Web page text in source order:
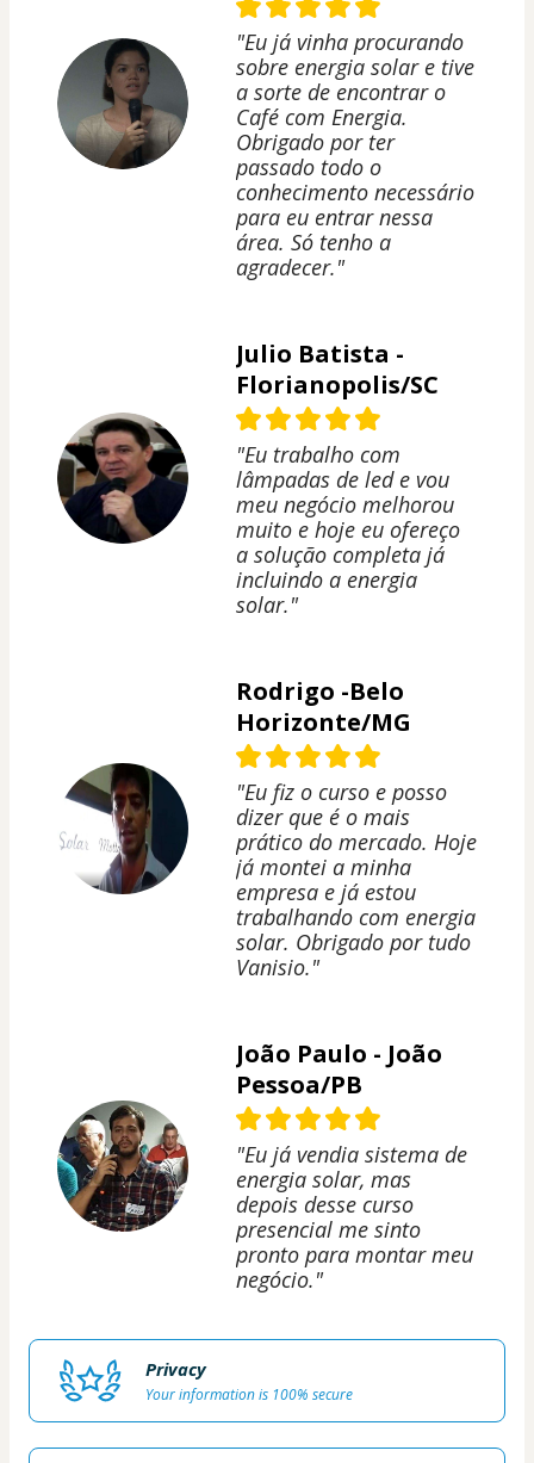
"Eu já vinha procurando
sobre energia solar e tive
a sorte de encontrar o
Café com Energia.
Obrigado por ter
passado todo o
conhecimento necessário
para eu entrar nessa
área. Só tenho a
agradecer."
Julio Batista -
Florianopolis/SC
"Eu trabalho com
lâmpadas de led e vou
meu negócio melhorou
muito e hoje eu ofereço
a solução completa já
incluindo a energia
solar."
Rodrigo -Belo
Horizonte/MG
"Eu fiz o curso e posso
dizer que é o mais
prático do mercado. Hoje
já montei a minha
empresa e já estou
trabalhando com energia
solar. Obrigado por tudo
Vanisio."
João Paulo - João
Pessoa/PB
"Eu já vendia sistema de
energia solar, mas
depois desse curso
presencial me sinto
pronto para montar meu
negócio."
Privacy
Your information is 100% secure